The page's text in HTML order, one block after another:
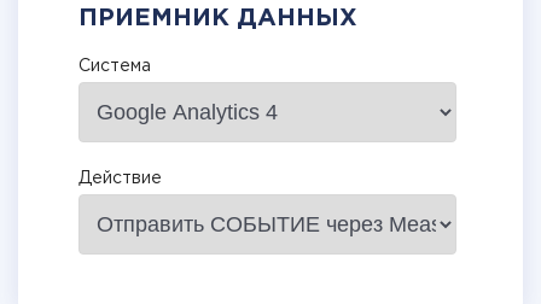
ПРИЕМНИК ДАННЫХ
Система
Действие